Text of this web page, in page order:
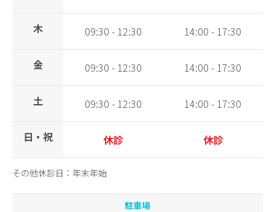
木 09:30 - 12:30 14:00 - 17:30
金 09:30 - 12:30 14:00 - 17:30
土 09:30 - 12:30 14:00 - 17:30
日・祝 休診 休診
その他休診日：年末年始
駐車場